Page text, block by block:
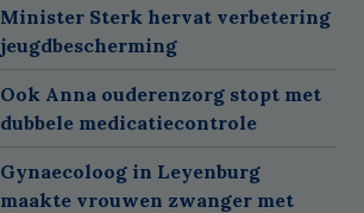
Minister Sterk hervat verbetering
jeugdbescherming
Ook Anna ouderenzorg stopt met
dubbele medicatiecontrole
Gynaecoloog in Leyenburg
maakte vrouwen zwanger met